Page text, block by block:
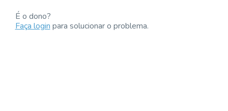
É o dono?
Faça loginpara solucionar o problema.